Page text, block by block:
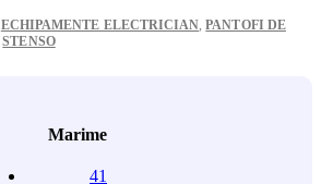
ECHIPAMENTE ELECTRICIAN ,PANTOFI DE
,STENSO
Marime
41